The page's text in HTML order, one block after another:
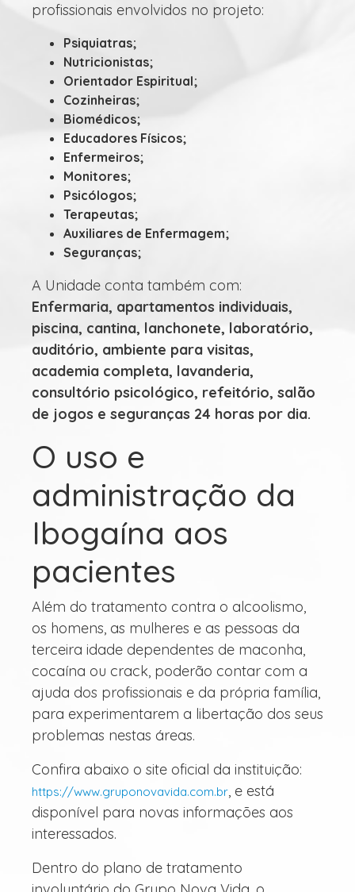
profissionais envolvidos no projeto:
Psiquiatras;
Nutricionistas;
Orientador Espiritual;
Cozinheiras;
Biomédicos;
Educadores Físicos;
Enfermeiros;
Monitores;
Psicólogos;
Terapeutas;
Auxiliares de Enfermagem;
Seguranças;
A Unidade conta também com:
Enfermaria, apartamentos individuais,
piscina, cantina, lanchonete, laboratório,
auditório, ambiente para visitas,
academia completa, lavanderia,
consultório psicológico, refeitório, salão
de jogos e seguranças 24 horas por dia.
O uso e
administração da
Ibogaína aos
pacientes
Além do tratamento contra o alcoolismo,
os homens, as mulheres e as pessoas da
terceira idade dependentes de maconha,
cocaína ou crack, poderão contar com a
ajuda dos profissionais e da própria família,
para experimentarem a libertação dos seus
problemas nestas áreas.
Confira abaixo o site oficial da instituição:
https://www.gruponovavida.com.br, e está
disponível para novas informações aos
interessados.
Dentro do plano de tratamento